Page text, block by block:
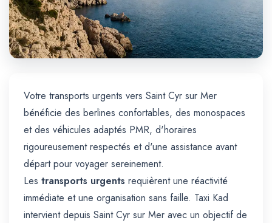
Votre transports urgents vers Saint Cyr sur Mer
bénéficie des berlines confortables, des monospaces
et des véhicules adaptés PMR, d'horaires
rigoureusement respectés et d'une assistance avant
départ pour voyager sereinement.
Les transports urgents requièrent une réactivité
immédiate et une organisation sans faille. Taxi Kad
intervient depuis Saint Cyr sur Mer avec un objectif de